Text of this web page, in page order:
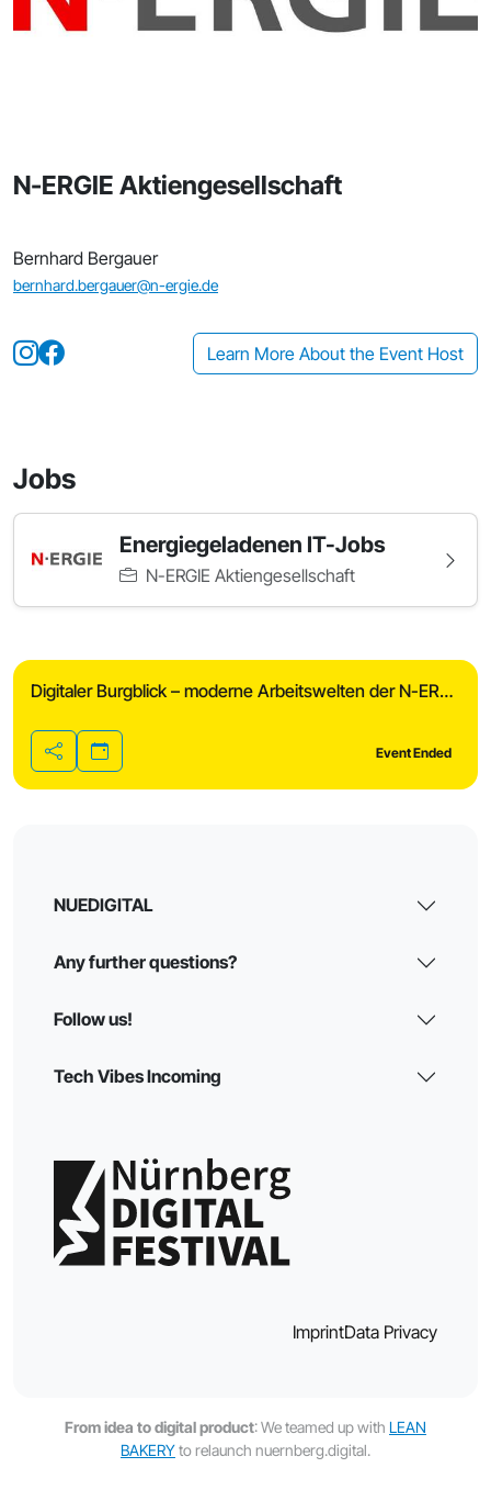
N-ERGIE Aktiengesellschaft
Bernhard Bergauer
bernhard.bergauer@n-ergie.de
Learn More About the Event Host
Jobs
Energiegeladenen IT-Jobs
N-ERGIE Aktiengesellschaft
Digitaler Burgblick – moderne Arbeitswelten der N-ERGIE
Share
Event Ended
NUEDIGITAL
Any further questions?
Follow us!
Tech Vibes Incoming
ImprintData Privacy
From idea to digital product: We teamed up with LEAN
BAKERYto relaunch nuernberg.digital.